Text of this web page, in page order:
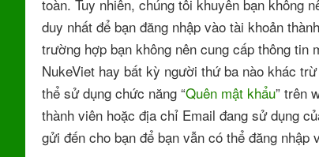
toàn. Tuy nhiên, chúng tôi khuyên bạn không
duy nhất để bạn đăng nhập vào tài khoản
trường hợp bạn không nên cung cấp thông
NukeViet hay bất kỳ người thứ ba nào khác
thể sử dụng chức năng “Quên mật khẩu” trên
thành viên hoặc địa chỉ Email đang sử dụng
gửi đến cho bạn để bạn vẫn có thể đăng